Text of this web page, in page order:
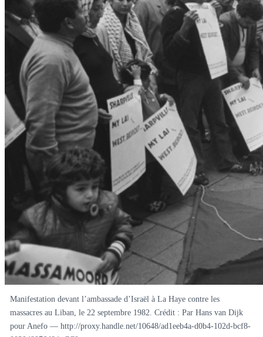
Manifestation devant l’ambassade d’Israël à La Haye contre les
massacres au Liban, le 22 septembre 1982. Crédit : Par Hans van Dijk
pour Anefo — http://proxy.handle.net/10648/ad1eeb4a-d0b4-102d-bcf8-